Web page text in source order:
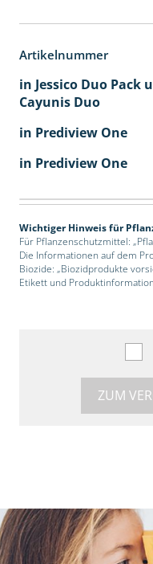
Artikelnummer
in Jessico Duo Pack
Cayunis Duo
in Prediview One
in Prediview One
Wichtiger Hinweis für
Für Pflanzenschutzmittel:
Die Informationen auf dem
Biozide: „Biozidprodukte
Etikett und
ZUM